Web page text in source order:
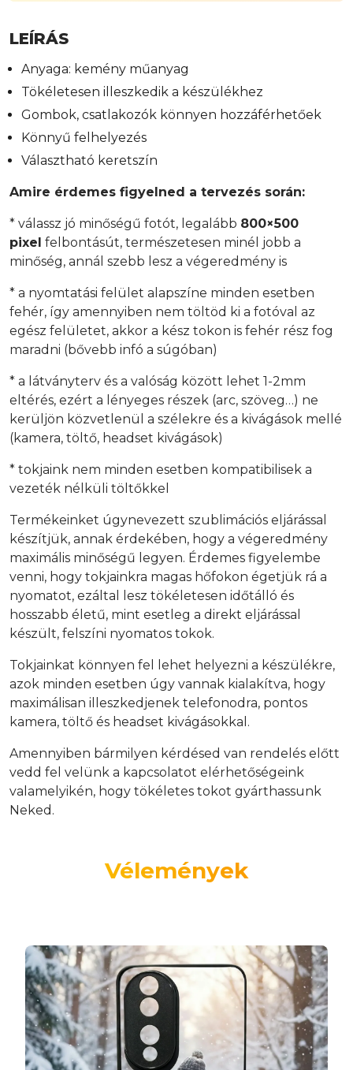
LEÍRÁS
Anyaga: kemény műanyag
Tökéletesen illeszkedik a készülékhez
Gombok, csatlakozók könnyen hozzáférhetőek
Könnyű felhelyezés
Választható keretszín
Amire érdemes figyelned a tervezés során:
* válassz jó minőségű fotót, legalább 800×500
pixel felbontásút, természetesen minél jobb a
minőség, annál szebb lesz a végeredmény is
* a nyomtatási felület alapszíne minden esetben
fehér, így amennyiben nem töltöd ki a fotóval az
egész felületet, akkor a kész tokon is fehér rész fog
maradni (bővebb infó a súgóban)
* a látványterv és a valóság között lehet 1-2mm
eltérés, ezért a lényeges részek (arc, szöveg…) ne
kerüljön közvetlenül a szélekre és a kivágások mellé
(kamera, töltő, headset kivágások)
* tokjaink nem minden esetben kompatibilisek a
vezeték nélküli töltőkkel
Termékeinket úgynevezett szublimációs eljárással
készítjük, annak érdekében, hogy a végeredmény
maximális minőségű legyen. Érdemes figyelembe
venni, hogy tokjainkra magas hőfokon égetjük rá a
nyomatot, ezáltal lesz tökéletesen időtálló és
hosszabb életű, mint esetleg a direkt eljárással
készült, felszíni nyomatos tokok.
Tokjainkat könnyen fel lehet helyezni a készülékre,
azok minden esetben úgy vannak kialakítva, hogy
maximálisan illeszkedjenek telefonodra, pontos
kamera, töltő és headset kivágásokkal.
Amennyiben bármilyen kérdésed van rendelés előtt
vedd fel velünk a kapcsolatot elérhetőségeink
valamelyikén, hogy tökéletes tokot gyárthassunk
Neked.
Vélemények